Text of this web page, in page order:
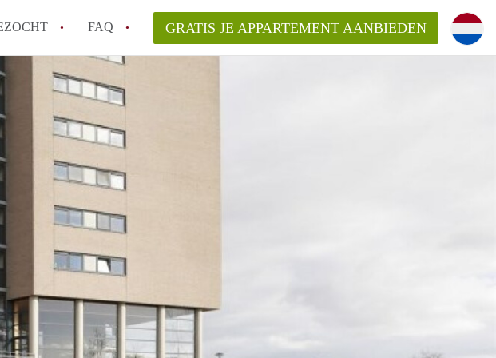
FAQ
AppartementAlmere!
het om te reageren op een Appartement in Almere?
van AppartementAlmere?
bemiddelingsvergoeding?
vragen
GRATIS JE APPARTEMENT AANBIEDEN